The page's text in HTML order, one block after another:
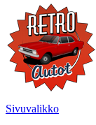
Sivuvalikko